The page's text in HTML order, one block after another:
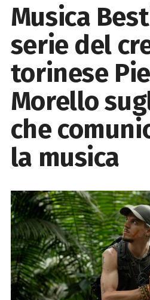
Musica
serie del
torinese
Morello
che
la musica